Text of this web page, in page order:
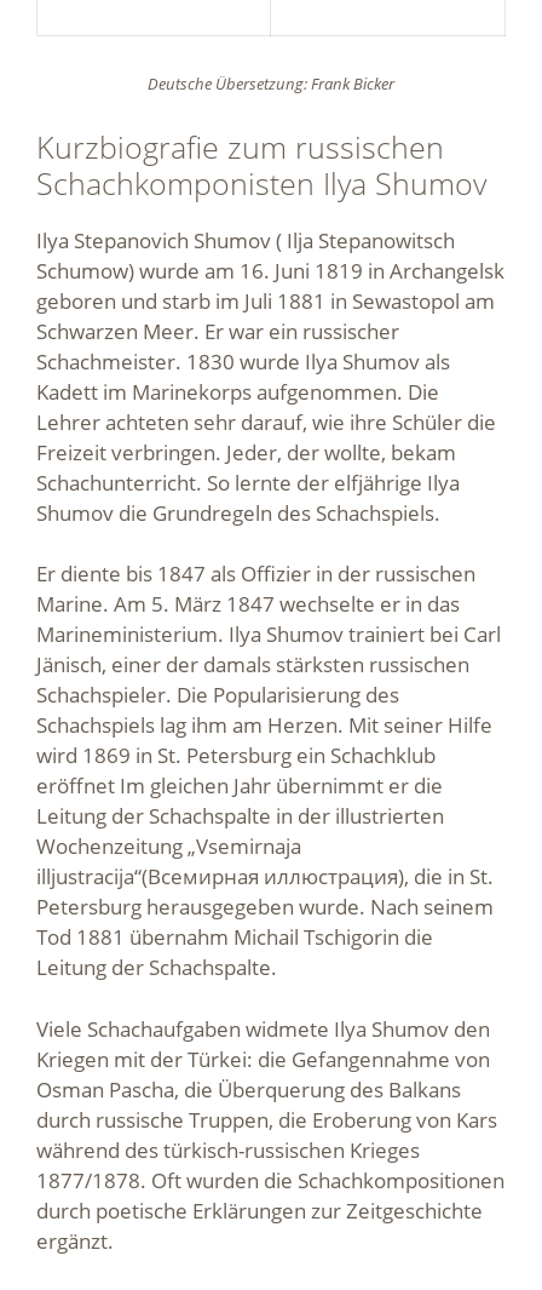
Deutsche Übersetzung: Frank Bicker
Kurzbiografie zum russischen
Schachkomponisten Ilya Shumov
Ilya Stepanovich Shumov ( Ilja Stepanowitsch
Schumow) wurde am 16. Juni 1819 in Archangelsk
geboren und starb im Juli 1881 in Sewastopol am
Schwarzen Meer. Er war ein russischer
Schachmeister. 1830 wurde Ilya Shumov als
Kadett im Marinekorps aufgenommen. Die
Lehrer achteten sehr darauf, wie ihre Schüler die
Freizeit verbringen. Jeder, der wollte, bekam
Schachunterricht. So lernte der elfjährige Ilya
Shumov die Grundregeln des Schachspiels.
Er diente bis 1847 als Offizier in der russischen
Marine. Am 5. März 1847 wechselte er in das
Marineministerium. Ilya Shumov trainiert bei Carl
Jänisch, einer der damals stärksten russischen
Schachspieler. Die Popularisierung des
Schachspiels lag ihm am Herzen. Mit seiner Hilfe
wird 1869 in St. Petersburg ein Schachklub
eröffnet Im gleichen Jahr übernimmt er die
Leitung der Schachspalte in der illustrierten
Wochenzeitung „Vsemirnaja
illjustracija“(Всемирная иллюстрация), die in St.
Petersburg herausgegeben wurde. Nach seinem
Tod 1881 übernahm Michail Tschigorin die
Leitung der Schachspalte.
Viele Schachaufgaben widmete Ilya Shumov den
Kriegen mit der Türkei: die Gefangennahme von
Osman Pascha, die Überquerung des Balkans
durch russische Truppen, die Eroberung von Kars
während des türkisch-russischen Krieges
1877/1878. Oft wurden die Schachkompositionen
durch poetische Erklärungen zur Zeitgeschichte
ergänzt.